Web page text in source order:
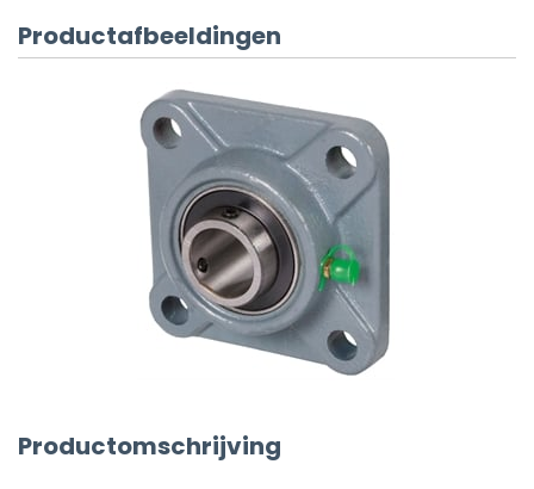
Productafbeeldingen
Productomschrijving